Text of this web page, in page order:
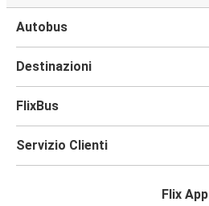
Autobus
Destinazioni
FlixBus
Servizio Clienti
Flix App